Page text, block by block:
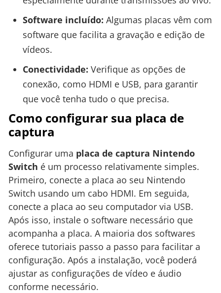
Software incluído: Algumas placas vêm com
software que facilita a gravação e edição de
vídeos.
Conectividade: Verifique as opções de
conexão, como HDMI e USB, para garantir
que você tenha tudo o que precisa.
Como configurar sua placa de
captura
Configurar uma placa de captura Nintendo
Switch é um processo relativamente simples.
Primeiro, conecte a placa ao seu Nintendo
Switch usando um cabo HDMI. Em seguida,
conecte a placa ao seu computador via USB.
Após isso, instale o software necessário que
acompanha a placa. A maioria dos softwares
oferece tutoriais passo a passo para facilitar a
configuração. Após a instalação, você poderá
ajustar as configurações de vídeo e áudio
conforme necessário.